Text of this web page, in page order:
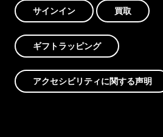
サインイン 買取
ギフトラッピング
アクセシビリティに関する声明